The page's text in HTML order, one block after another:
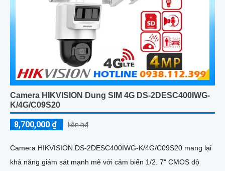
Camera HIKVISION Dung SIM 4G DS-2DESC400IWG-
K/4G/C09S20
8,700,000 ₫ liên h₫
Camera HIKVISION DS-2DESC400IWG-K/4G/C09S20 mang lại
khả năng giám sát mạnh mẽ với cảm biến 1/2. 7" CMOS độ